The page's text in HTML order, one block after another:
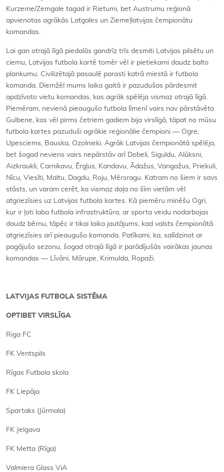
Kurzeme/Zemgale tagad ir Rietumi, bet Austrumu reģionā
apvienotas agrākās Latgales un Ziemeļlatvijas čempionātu
komandas.
Lai gan otrajā līgā piedalās gandrīz trīs desmiti Latvijas pilsētu un
ciemu, Latvijas futbola kartē tomēr vēl ir pietiekami daudz balto
plankumu. Civilizētajā pasaulē parasti katrā miestā ir futbola
komanda. Diemžēl mums laika gaitā ir pazudušas pārdesmit
apdzīvoto vietu komandas, kas agrāk spēlēja vismaz otrajā līgā.
Piemēram, nevienā pieaugušo futbola līmenī vairs nav pārstāvēta
Gulbene, kas vēl pirms četriem gadiem bija virslīgā, tāpat no mūsu
futbola kartes pazuduši agrākie reģionālie čempioni — Ogre,
Upesciems, Bauska, Ozolnieki. Agrāk Latvijas čempionātā spēlēja,
bet šogad neviens vairs nepārstāv arī Dobeli, Siguldu, Alūksni,
Aizkraukli, Carnikavu, Ērgļus, Kandavu, Ādažus, Vangažus, Priekuli,
Nīcu, Viesīti, Maltu, Dagdu, Roju, Mērsragu. Katram no šiem ir savs
stāsts, un varam cerēt, ka vismaz daļa no šīm vietām vēl
atgriezīsies uz Latvijas futbola kartes. Kā piemēru minēšu Ogri,
kur ir ļoti laba futbola infrastruktūra, ar sporta veidu nodarbojas
daudz bērnu, tāpēc ir tikai laika jautājums, kad valsts čempionātā
atgriezīsies arī pieaugušo komanda. Patīkami, ka, salīdzinot ar
pagājušo sezonu, šogad otrajā līgā ir parādījušās vairākas jaunas
komandas — Līvāni, Mārupe, Krimulda, Ropaži.
LATVIJAS FUTBOLA SISTĒMA
OPTIBET VIRSLĪGA
Riga FC
FK Ventspils
Rīgas Futbola skola
FK Liepāja
Spartaks (Jūrmala)
FK Jelgava
FK Metta (Rīga)
Valmiera Glass ViA